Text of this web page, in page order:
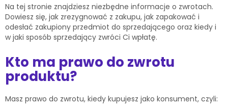
Na tej stronie znajdziesz niezbędne informacje o zwrotach.
Dowiesz się, jak zrezygnować z zakupu, jak zapakować i
odesłać zakupiony przedmiot do sprzedającego oraz kiedy i
w jaki sposób sprzedający zwróci Ci wpłatę.
Kto ma prawo do zwrotu
produktu?
Masz prawo do zwrotu, kiedy kupujesz jako konsument, czyli: